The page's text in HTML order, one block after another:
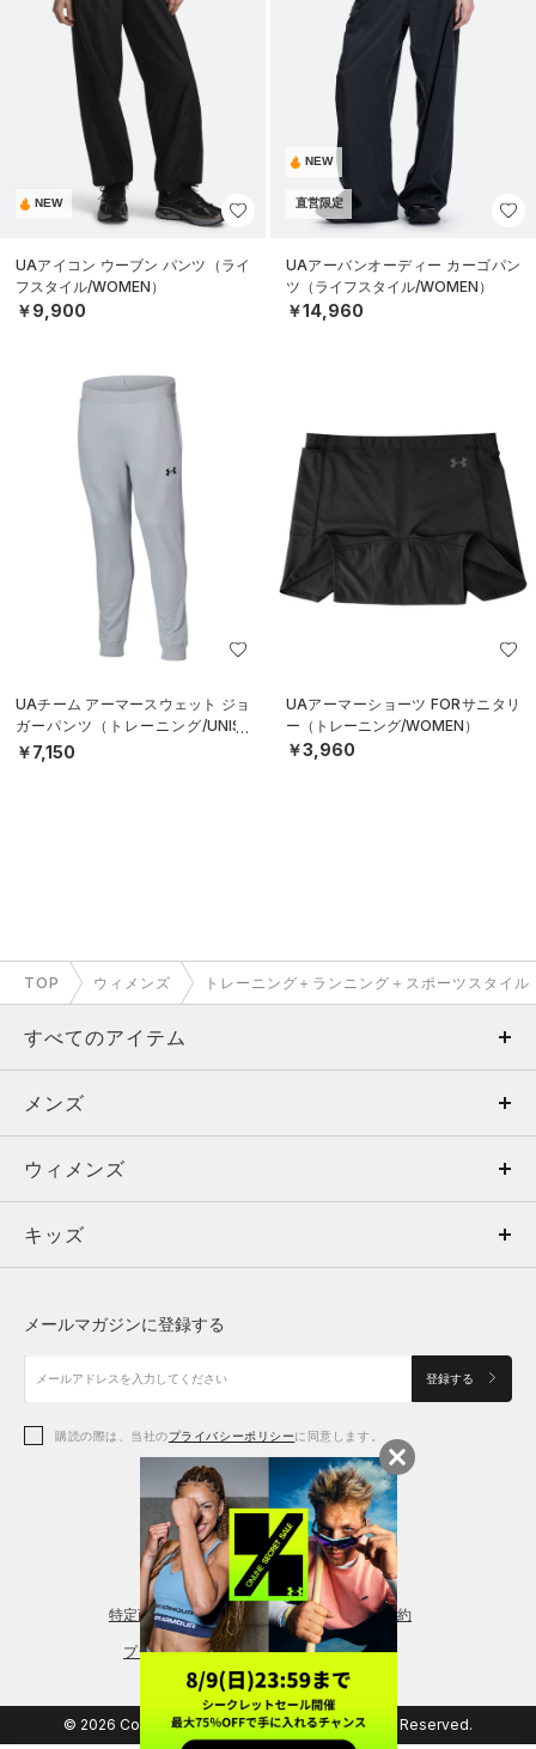
NEW
UAアイコン ウーブン パンツ（ライ
フスタイル/WOMEN）
￥9,900
NEW
直営限定
UAアーバンオーディー カーゴパン
ツ（ライフスタイル/WOMEN）
￥14,960
UAチーム アーマースウェット ジョ
ガーパンツ（トレーニング/UNISE
X）
￥7,150
UAアーマーショーツ FORサニタリ
ー（トレーニング/WOMEN）
￥3,960
TOP ウィメンズ トレーニング＋ランニング＋スポーツスタイル
すべてのアイテム
メンズ
ウィメンズ
キッズ
アクセサリー
メンズ
トップス
ボトムス
アクセサリー
ウィメンズ
トップス
シューズ
アクセサリー
レギンス＆タイツ
キッズ
シューズ
メールマガジンに登録する
登録する
購読の際は、当社のプライバシーポリシーに同意します。
特定商取引法に基づく通販の表記 会員規約
プライバシーポリシー
© 2026 Copyright DOME Corporation. All Rights Reserved.